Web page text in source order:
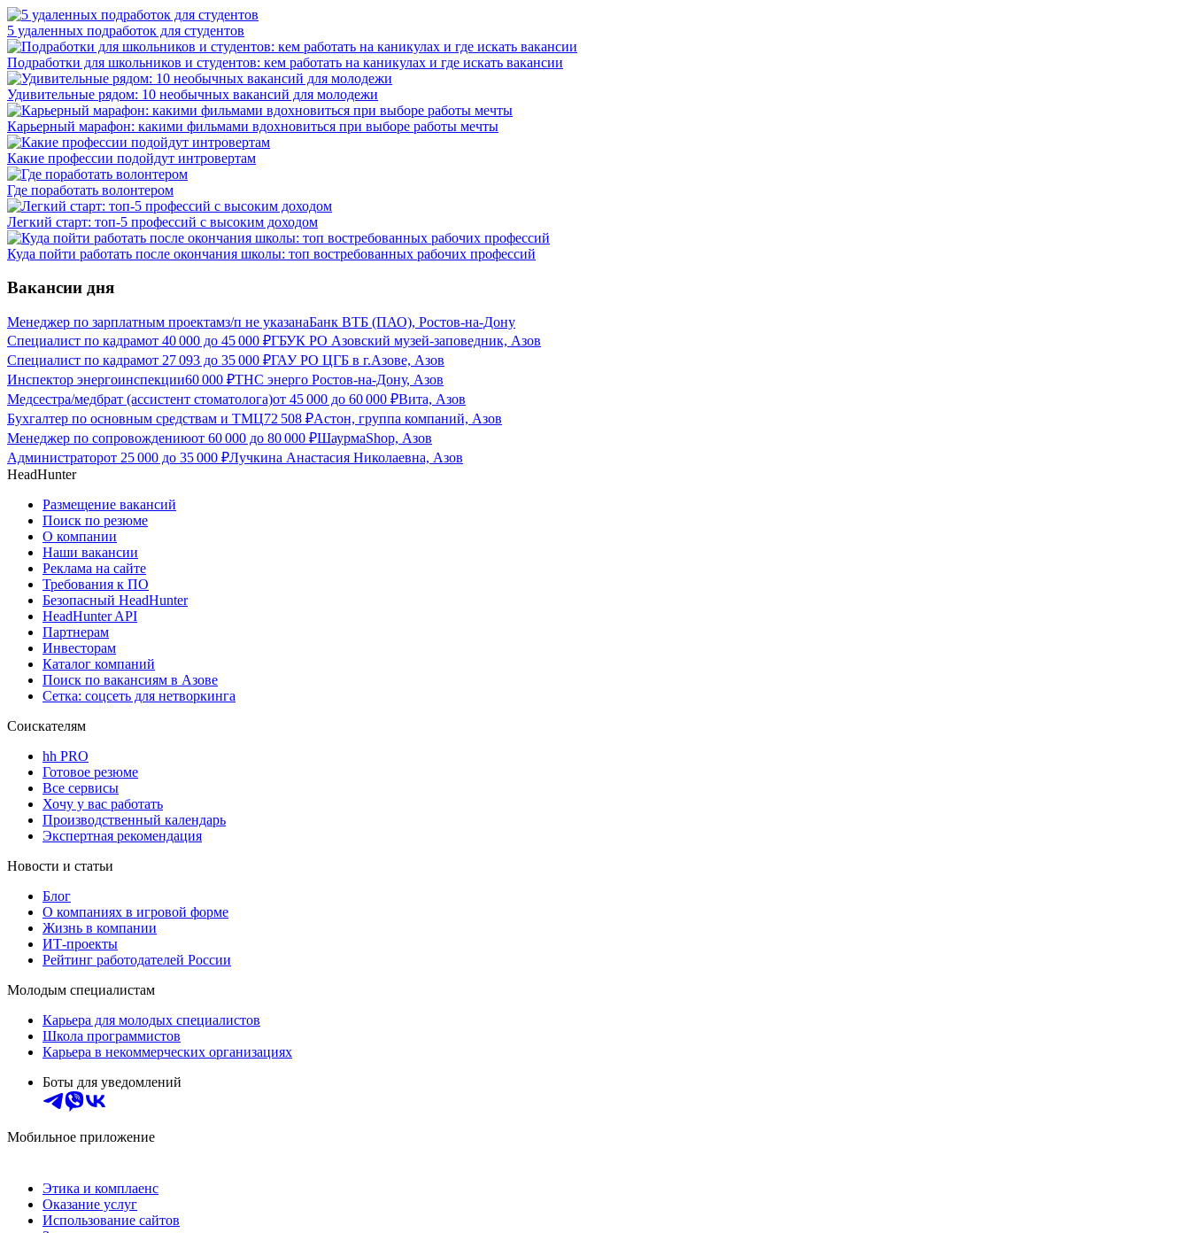
5 удаленных подработок для студентов
Подработки для школьников и студентов: кем работать на каникулах и где искать вакансии
Удивительные рядом: 10 необычных вакансий для молодежи
Карьерный марафон: какими фильмами вдохновиться при выборе работы мечты
Какие профессии подойдут интровертам
Где поработать волонтером
Легкий старт: топ-5 профессий с высоким доходом
Куда пойти работать после окончания школы: топ востребованных рабочих профессий
Вакансии дня
Менеджер по зарплатным проектамз/п не указанаБанк ВТБ (ПАО), Ростов-на-Дону
Специалист по кадрамот 40 000 до 45 000 ₽ГБУК РО Азовский музей-заповедник, Азов
Специалист по кадрамот 27 093 до 35 000 ₽ГАУ РО ЦГБ в г.Азове, Азов
Инспектор энергоинспекции60 000 ₽ТНС энерго Ростов-на-Дону, Азов
Медсестра/медбрат (ассистент стоматолога)от 45 000 до 60 000 ₽Вита, Азов
Бухгалтер по основным средствам и ТМЦ72 508 ₽Астон, группа компаний, Азов
Менеджер по сопровождениюот 60 000 до 80 000 ₽ШаурмаShop, Азов
Администраторот 25 000 до 35 000 ₽Лучкина Анастасия Николаевна, Азов
HeadHunter
Размещение вакансий
Поиск по резюме
О компании
Наши вакансии
Реклама на сайте
Требования к ПО
Безопасный HeadHunter
HeadHunter API
Партнерам
Инвесторам
Каталог компаний
Поиск по вакансиям в Азове
Сетка: соцсеть для нетворкинга
Соискателям
hh PRO
Готовое резюме
Все сервисы
Хочу у вас работать
Производственный календарь
Экспертная рекомендация
Новости и статьи
Блог
О компаниях в игровой форме
Жизнь в компании
ИТ-проекты
Рейтинг работодателей России
Молодым специалистам
Карьера для молодых специалистов
Школа программистов
Карьера в некоммерческих организациях
Боты для уведомлений
Мобильное приложение
Этика и комплаенс
Оказание услуг
Использование сайтов